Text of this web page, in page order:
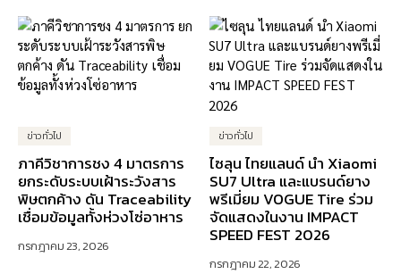
ข่าวทั่วไป
ภาคีวิชาการชง 4 มาตรการ
ยกระดับระบบเฝ้าระวังสาร
พิษตกค้าง ดัน Traceability
เชื่อมข้อมูลทั้งห่วงโซ่อาหาร
กรกฎาคม 23, 2026
ข่าวทั่วไป
ไซลุน ไทยแลนด์ นำ Xiaomi
SU7 Ultra และแบรนด์ยาง
พรีเมี่ยม VOGUE Tire ร่วม
จัดแสดงในงาน IMPACT
SPEED FEST 2026
กรกฎาคม 22, 2026